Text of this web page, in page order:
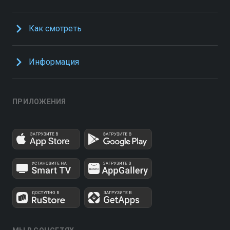
Как смотреть
Информация
ПРИЛОЖЕНИЯ